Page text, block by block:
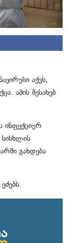
აქვს,
ამის შესახებ
ინფექციურ
სისხლის
გახდება